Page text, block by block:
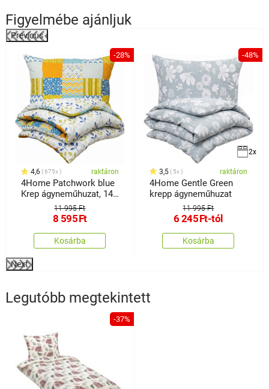
Figyelmébe ajánljuk
Previous
-28%
4,6 675x raktáron
4Home Patchwork blue
Krep ágyneműhuzat, 140
x 200 cm, 70 x 90 cm
11 995 Ft
8 595Ft
Kosárba
-48%
2x
3,5 5x raktáron
4Home Gentle Green
krepp ágyneműhuzat
11 995 Ft
6 245Ft-tól
Kosárba
Next
Legutóbb megtekintett
-37%